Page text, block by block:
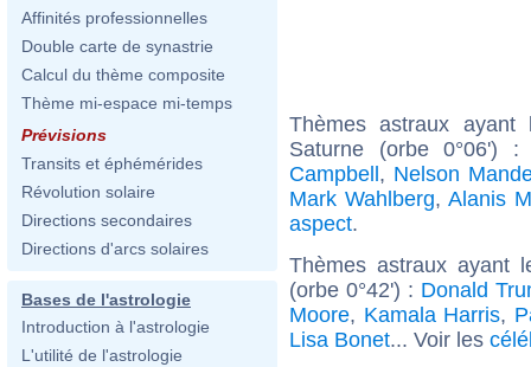
Affinités professionnelles
Double carte de synastrie
Calcul du thème composite
Thème mi-espace mi-temps
Prévisions
Transits et éphémérides
Révolution solaire
Directions secondaires
Directions d'arcs solaires
Bases de l'astrologie
Introduction à l'astrologie
L'utilité de l'astrologie
Thèmes astraux ayant
Saturne (orbe 0°06')
Campbell, Nelson
Mark Wahlberg, Alanis
aspect.
Thèmes astraux ayant
(orbe 0°42') : Donald
Moore, Kamala Harris,
Lisa Bonet... Voir les